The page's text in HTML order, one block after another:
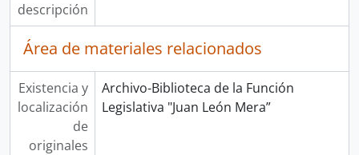
descripción
Área de materiales relacionados
Existencia y
localización
de
originales
Archivo-Biblioteca de la Función
Legislativa "Juan León Mera”